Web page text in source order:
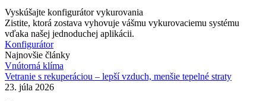
Vyskúšajte konfigurátor vykurovania
Zistite, ktorá zostava vyhovuje vášmu vykurovaciemu systému
vďaka našej jednoduchej aplikácii.
Konfigurátor
Najnovšie články
Vnútorná klíma
Vetranie s rekuperáciou – lepší vzduch, menšie tepelné straty
23. júla 2026